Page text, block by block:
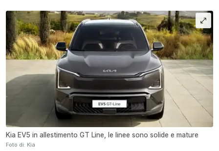
Kia EV5 in allestimento GT Line, le linee sono solide e mature
Foto di: Kia